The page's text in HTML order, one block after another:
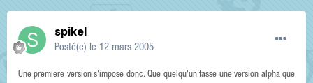
spikel
Posté(e) le 12 mars 2005
Une premiere version s'impose donc. Que quelqu'un fasse une version alpha que